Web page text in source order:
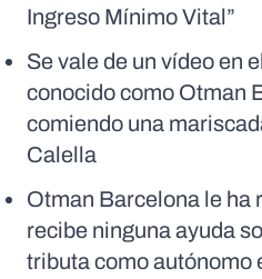
Ingreso Mínimo Vital”
Se vale de un vídeo en
conocido como Otman
comiendo una
Calella
Otman Barcelona le ha
recibe ninguna ayuda
tributa como autónomo